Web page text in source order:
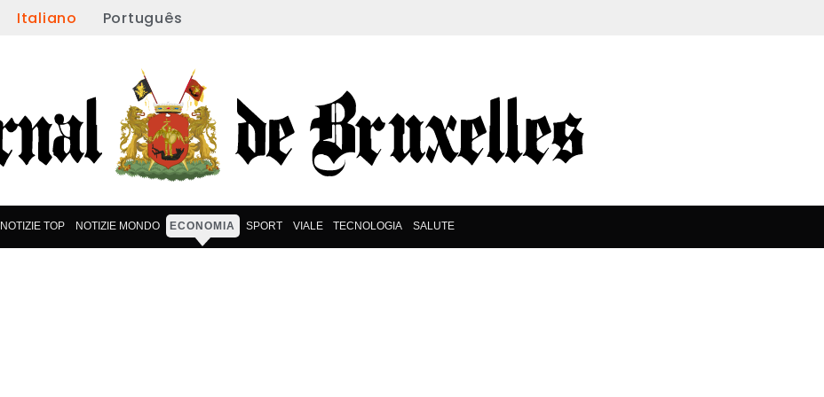
Italiano Português
NOTIZIE TOP NOTIZIE MONDO ECONOMIA SPORT VIALE TECNOLOGIA SALUTE